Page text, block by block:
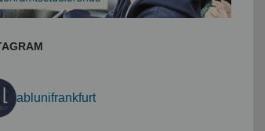
ablunifrankfurt